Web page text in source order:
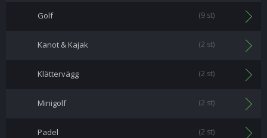
Golf (9 st)
Kanot & Kajak (2 st)
Klättervägg (2 st)
Minigolf (2 st)
Padel (2 st)